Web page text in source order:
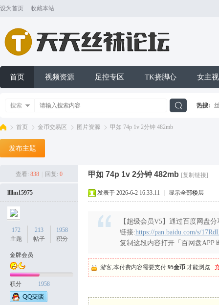
设为首页 收藏本站
首页 视频资源 足控专区 TK挠脚心 女主
搜索 热搜:
首页 金币交易区 图片资源 甲如 74p 1v 2分钟 482mb
发布主题
查看: 838 回复: 0 甲如 74p 1v 2分钟 482mb [复制链接]
llllm15975
172
主题
213
帖子
1958
积分
金牌会员
积分 1958
发表于 2026-6-2 16:33:11 显示全部楼层
【超级会员V5】通过百度网盘
链接:https://pan.baidu.com/s/
复制这段内容打开「百网盘APP
游客,本付费内容需要支付 95金币 才能浏览